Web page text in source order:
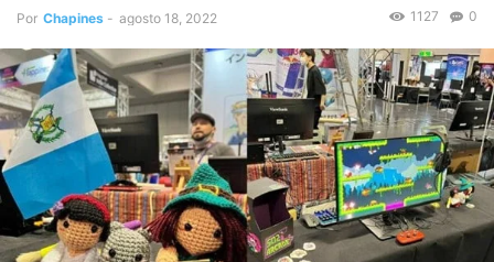
Por Chapines - agosto 18, 2022 0
1127